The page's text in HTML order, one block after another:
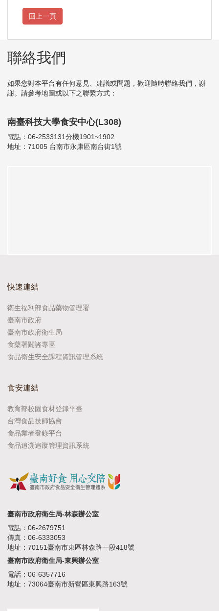
聯絡我們
如果您對本平台有任何意見、建議或問題，歡迎隨時聯絡我們，謝
謝。請參考地圖或以下之聯繫方式：
南臺科技大學食安中心(L308)
電話：06-2533131分機1901~1902
地址：71005 台南市永康區南台街1號
快速連結
衛生福利部食品藥物管理署
臺南市政府
臺南市政府衛生局
食藥署闢謠專區
食品衛生安全課程資訊管理系統
食安連結
教育部校園食材登錄平臺
台灣食品技師協會
食品業者登錄平台
食品追溯追蹤管理資訊系統
臺南市政府衛生局-林森辦公室
電話：06-2679751
傳真：06-6333053
地址：70151臺南市東區林森路一段418號
臺南市政府衛生局-東興辦公室
電話：06-6357716
地址：73064臺南市新營區東興路163號